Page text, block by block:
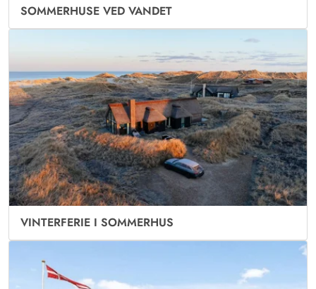
SOMMERHUSE VED VANDET
VINTERFERIE I SOMMERHUS